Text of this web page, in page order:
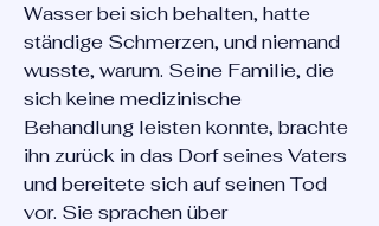
Wasser bei sich behalten, hatte
ständige Schmerzen, und niemand
wusste, warum. Seine Familie, die
sich keine medizinische
Behandlung leisten konnte, brachte
ihn zurück in das Dorf seines Vaters
und bereitete sich auf seinen Tod
vor. Sie sprachen über